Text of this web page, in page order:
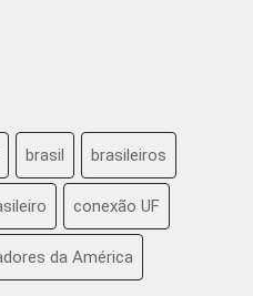
brasil brasileiros
conexão UF
da América